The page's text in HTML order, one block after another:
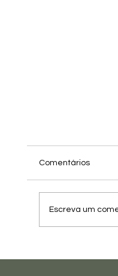
Comentários
Escreva um